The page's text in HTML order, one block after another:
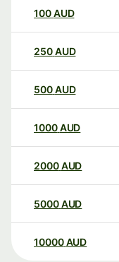
100AUD
250AUD
500AUD
1000AUD
2000AUD
5000AUD
10000 AUD